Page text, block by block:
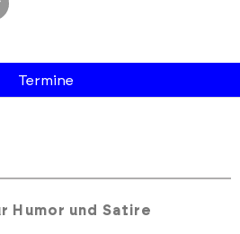
Termine
Humor und Satire